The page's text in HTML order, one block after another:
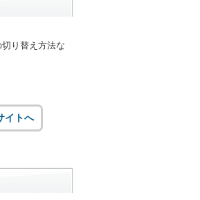
り替え方法な